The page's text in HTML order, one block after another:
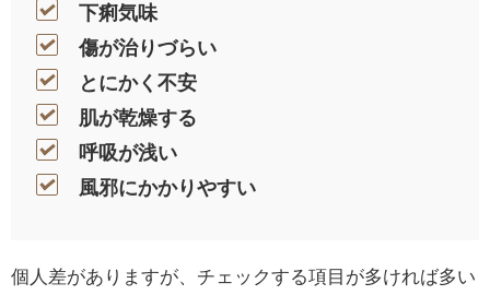
下痢気味
傷が治りづらい
とにかく不安
肌が乾燥する
呼吸が浅い
風邪にかかりやすい
個人差がありますが、チェックする項目が多ければ多い